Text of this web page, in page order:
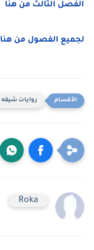
الفصل الثالث من هنا
لجميع الفصول من هنا
روايات شيقه
Roka